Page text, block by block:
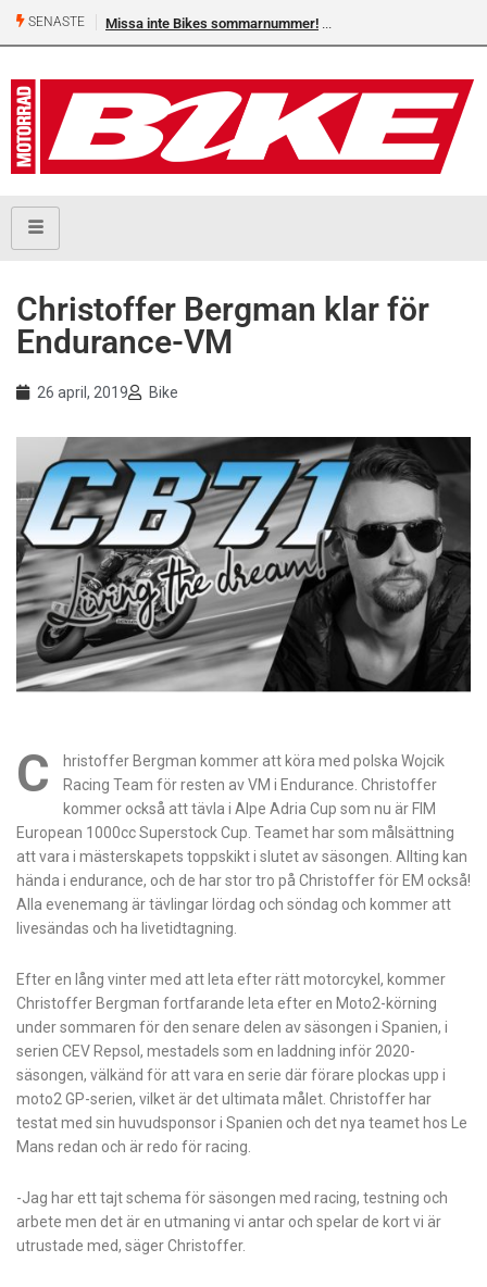
SENASTE Missa inte Bikes sommarnummer!
Christoffer Bergman klar för
Endurance-VM
26 april, 2019 Bike
C
hristoffer Bergman kommer att köra med polska Wojcik
Racing Team för resten av VM i Endurance. Christoffer
kommer också att tävla i Alpe Adria Cup som nu är FIM
European 1000cc Superstock Cup. Teamet har som målsättning
att vara i mästerskapets toppskikt i slutet av säsongen. Allting kan
hända i endurance, och de har stor tro på Christoffer för EM också!
Alla evenemang är tävlingar lördag och söndag och kommer att
livesändas och ha livetidtagning.
Efter en lång vinter med att leta efter rätt motorcykel, kommer
Christoffer Bergman fortfarande leta efter en Moto2-körning
under sommaren för den senare delen av säsongen i Spanien, i
serien CEV Repsol, mestadels som en laddning inför 2020-
säsongen, välkänd för att vara en serie där förare plockas upp i
moto2 GP-serien, vilket är det ultimata målet. Christoffer har
testat med sin huvudsponsor i Spanien och det nya teamet hos Le
Mans redan och är redo för racing.
-Jag har ett tajt schema för säsongen med racing, testning och
arbete men det är en utmaning vi antar och spelar de kort vi är
utrustade med, säger Christoffer.